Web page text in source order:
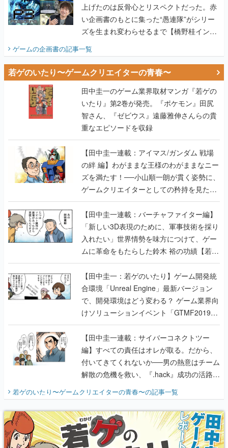
上げたのは反骨心とリスペクトだった。赤
い企画書のもとに集った“愚連隊”がシリー
ズを生まれ変わらせるまで【橋野桂インタ
ゲームの企画書の記事一覧
若ゲのいたり〜ゲームクリエイターの青春〜
田中圭一のゲーム業界取材マンガ『若ゲの
いたり』第2巻が発売。『ポケモン』田尻
智さん、『ゼビウス』遠藤雅伸さんらの貴
重なエピソードを収録
【田中圭一連載：アイマス/ガンダム 戦場
の絆 編】わがままな王様のわがままなニー
ズを満たす！──小山順一朗が貫く姿勢に、
ゲームクリエイターとしての矜持を見た
【若ゲのいたり最終回】
【田中圭一連載：バーチャファイター編】
「新しい3D表現のために、軍事技術を採り
入れたい」世界情勢を味方につけて、ゲー
ムに革命をもたらした鈴木 裕の功績【若ゲ
のいたり】
【田中圭一：若ゲのいたり】ゲーム開発統
合環境「Unreal Engine」最新バージョン
で、開発環境はどう変わる？ ゲーム業界向
けソリューションイベント「GTMF2019」
に行って、より理解を深めよう【PR】
【田中圭一連載：サイバーコネクトツー
編】すべての責任はオレが取る。だから、
付いてきてくれないか──男の熱意はチーム
解散の危機を救い、『.hack』成功の活路を
『少年ジャンプ』色だった【若ゲのいた
り】
若ゲのいたり〜ゲームクリエイターの青春〜の記事一覧